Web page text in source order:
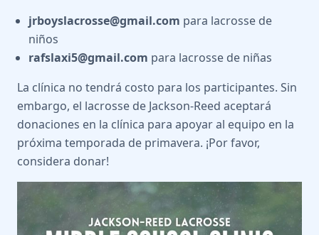
jrboyslacrosse@gmail.com para lacrosse de
niños
rafslaxi5@gmail.com para lacrosse de niñas
La clínica no tendrá costo para los participantes. Sin
embargo, el lacrosse de Jackson-Reed aceptará
donaciones en la clínica para apoyar al equipo en la
próxima temporada de primavera. ¡Por favor,
considera donar!